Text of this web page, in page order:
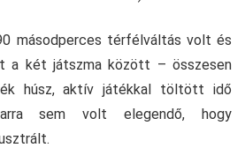
másodperces térfélváltás volt és
a két játszma között – összesen
húsz, aktív játékkal töltött idő
sem volt elegendő, hogy